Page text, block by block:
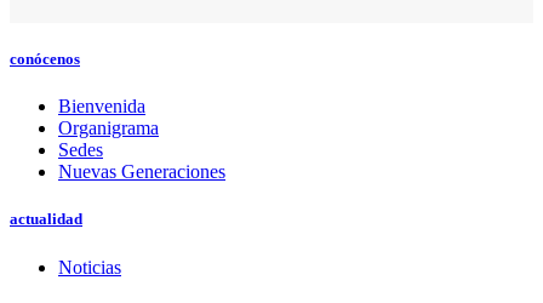
conócenos
Bienvenida
Organigrama
Sedes
Nuevas Generaciones
actualidad
Noticias